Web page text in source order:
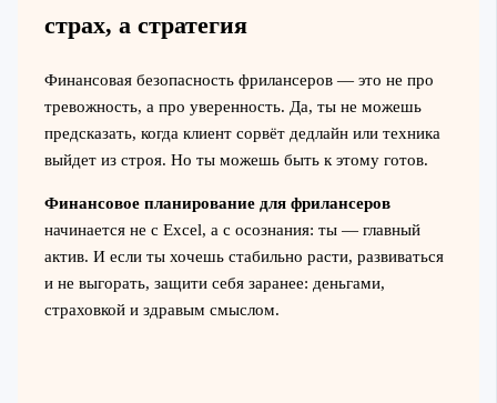
страх, а стратегия
Финансовая безопасность фрилансеров — это не про
тревожность, а про уверенность. Да, ты не можешь
предсказать, когда клиент сорвёт дедлайн или техника
выйдет из строя. Но ты можешь быть к этому готов.
Финансовое планирование для фрилансеров
начинается не с Excel, а с осознания: ты — главный
актив. И если ты хочешь стабильно расти, развиваться
и не выгорать, защити себя заранее: деньгами,
страховкой и здравым смыслом.